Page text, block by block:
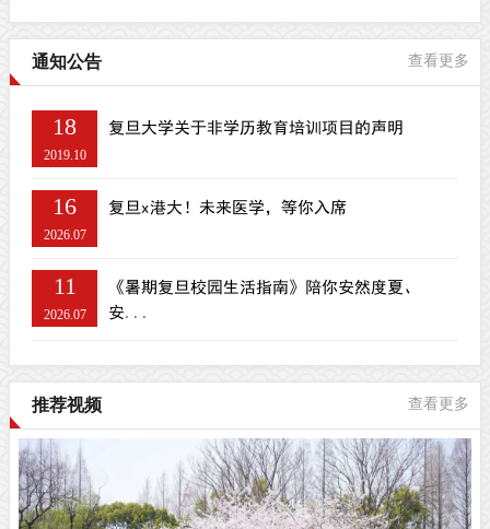
通知公告 查看更多
18
2019.10
复旦大学关于非学历教育培训项目的声明
16
2026.07
复旦x港大！未来医学，等你入席
11
2026.07
《暑期复旦校园生活指南》陪你安然度夏、
安...
推荐视频 查看更多